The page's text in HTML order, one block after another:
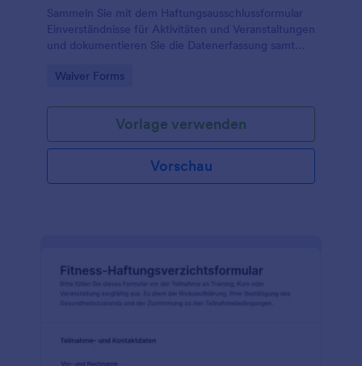
Sammeln Sie mit dem Haftungsausschlussformular
Einverständnisse für Aktivitäten und Veranstaltungen
und dokumentieren Sie die Datenerfassung samt
Kursanbieter und Organisatoren.
Go to Category:
Waiver Forms
Vorlage verwenden
Vorschau